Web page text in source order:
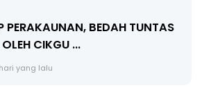
8 : TIMBALAN KETUA
MALAYSIA
lalu